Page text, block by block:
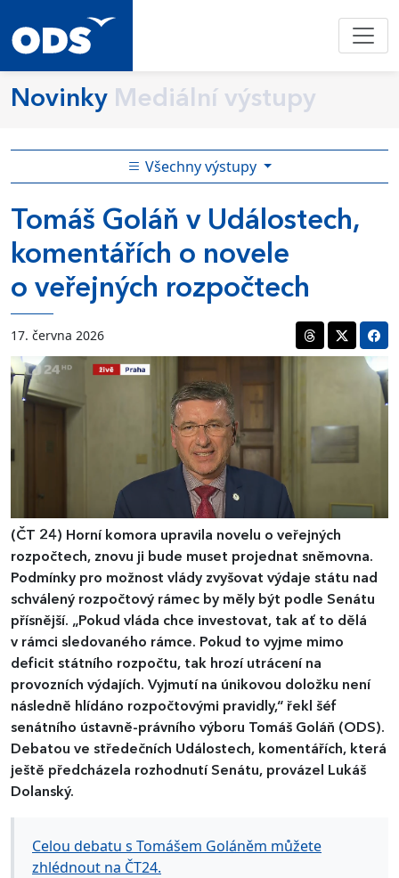
Novinky Mediální výstupy
Všechny výstupy
Tomáš Goláň v Událostech,
komentářích o novele
o veřejných rozpočtech
17. června 2026
(ČT 24) Horní komora upravila novelu o veřejných
rozpočtech, znovu ji bude muset projednat sněmovna.
Podmínky pro možnost vlády zvyšovat výdaje státu nad
schválený rozpočtový rámec by měly být podle Senátu
přísnější. „Pokud vláda chce investovat, tak ať to dělá
v rámci sledovaného rámce. Pokud to vyjme mimo
deficit státního rozpočtu, tak hrozí utrácení na
provozních výdajích. Vyjmutí na únikovou doložku není
následně hlídáno rozpočtovými pravidly,“ řekl šéf
senátního ústavně-právního výboru Tomáš Goláň (ODS).
Debatou ve středečních Událostech, komentářích, která
ještě předcházela rozhodnutí Senátu, provázel Lukáš
Dolanský.
Celou debatu s Tomášem Goláněm můžete
zhlédnout na ČT24.